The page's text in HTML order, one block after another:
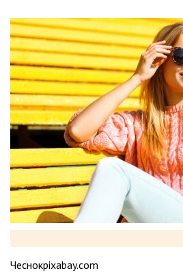
Чеснокpixabay.com